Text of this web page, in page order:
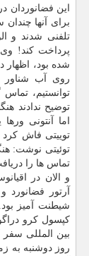
این
برای آنها
تلفنی شدند و
پرداخت کند!
شده بود،
روی آب شناور
توانستیم، تماس
توضیح ندادند
اما آنتونی
توییتی فاش
توئیتی نوشت:
تماس ها را
و الان در
آرتور
شیطنت آمیز
کپسول کرو
روز دوشنبه به